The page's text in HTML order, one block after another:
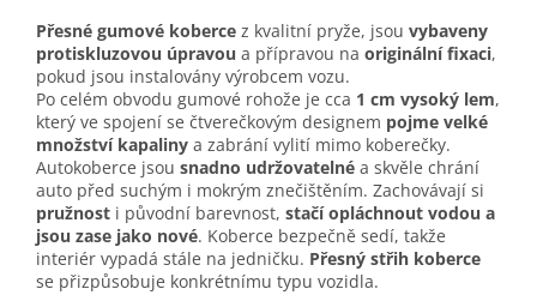
Přesné gumové koberce z kvalitní pryže, jsou vybaveny
protiskluzovou úpravou a přípravou na originální fixaci,
pokud jsou instalovány výrobcem vozu.
Po celém obvodu gumové rohože je cca 1 cm vysoký lem,
který ve spojení se čtverečkovým designem pojme velké
množství kapaliny a zabrání vylití mimo koberečky.
Autokoberce jsou snadno udržovatelné a skvěle chrání
auto před suchým i mokrým znečištěním. Zachovávají si
pružnost i původní barevnost, stačí opláchnout vodou a
jsou zase jako nové. Koberce bezpečně sedí, takže
interiér vypadá stále na jedničku. Přesný střih koberce
se přizpůsobuje konkrétnímu typu vozidla.